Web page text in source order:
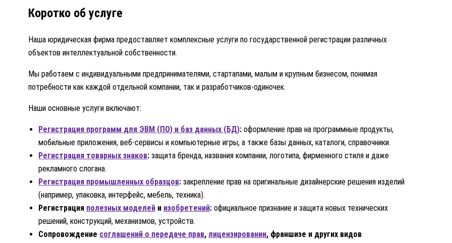
Коротко об услуге
Наша юридическая фирма предоставляет комплексные услуги по государственной регистрации различных
объектов интеллектуальной собственности.
Мы работаем с индивидуальными предпринимателями, стартапами, малым и крупным бизнесом, понимая
потребности как каждой отдельной компании, так и разработчиков-одиночек.
Наши основные услуги включают:
Регистрация программ для ЭВМ (ПО) и баз данных (БД): оформление прав на программные продукты,
мобильные приложения, веб-сервисы и компьютерные игры, а также базы данных, каталоги, справочники.
Регистрация товарных знаков: защита бренда, названия компании, логотипа, фирменного стиля и даже
рекламного слогана.
Регистрация промышленных образцов: закрепление прав на оригинальные дизайнерские решения изделий
(например, упаковка, интерфейс, мебель, техника).
Регистрация полезных моделей и изобретений: официальное признание и защита новых технических
решений, конструкций, механизмов, устройств.
Сопровождение соглашений о передаче прав, лицензировании, франшизе и других видов